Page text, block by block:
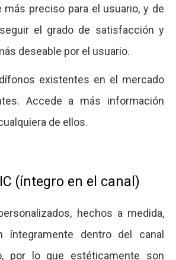
más preciso para el usuario, y de
el grado de satisfacción y
deseable por el usuario.
existentes en el mercado
Accede a más información
de ellos.
(íntegro en el canal)
hechos a medida,
íntegramente dentro del canal
por lo que estéticamente son